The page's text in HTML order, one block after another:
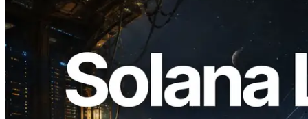
2026.08.05